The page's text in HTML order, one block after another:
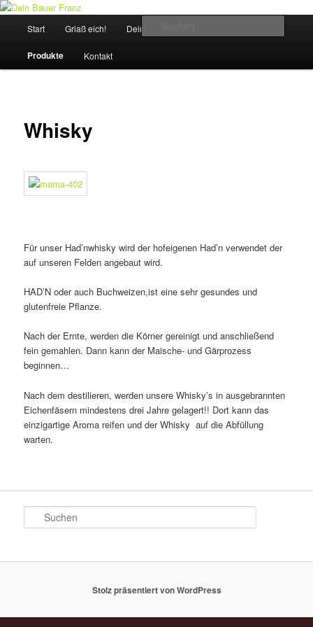
Dein Bauer Franz
Griaß Eich!
Zum
Inhalt
Start Griaß eich! Dein Bauer Franz
Produkte Kontakt
Whisky
Für unser Had’nwhisky wird der hofeigenen Had’n verwendet der
auf unseren Felden angebaut wird.
HAD’N oder auch Buchweizen,ist eine sehr gesundes und
glutenfreie Pflanze.
Nach der Ernte, werden die Körner gereinigt und anschließend
fein gemahlen. Dann kann der Maische- und Gärprozess
beginnen…
Nach dem destilieren, werden unsere Whisky’s in ausgebrannten
Eichenfäsern mindestens drei Jahre gelagert!! Dort kann das
einzigartige Aroma reifen und der Whisky auf die Abfüllung
warten.
u
e
Stolz präsentiert von WordPress